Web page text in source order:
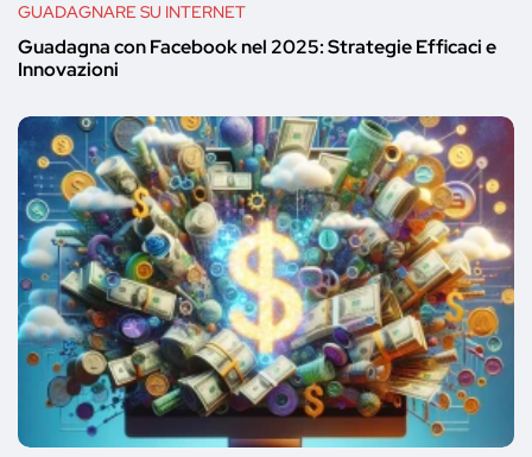
GUADAGNARE SU INTERNET
Guadagna con Facebook nel 2025: Strategie Efficaci e
Innovazioni